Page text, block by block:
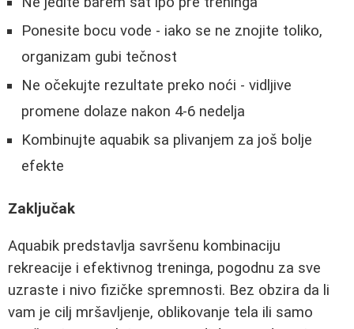
Ponesite bocu vode - iako se ne znojite toliko,
organizam gubi tečnost
Ne očekujte rezultate preko noći - vidljive
promene dolaze nakon 4-6 nedelja
Kombinujte aquabik sa plivanjem za još bolje
efekte
Zaključak
Aquabik predstavlja savršenu kombinaciju
rekreacije i efektivnog treninga, pogodnu za sve
uzraste i nivo fizičke spremnosti. Bez obzira da li
vam je cilj mršavljenje, oblikovanje tela ili samo